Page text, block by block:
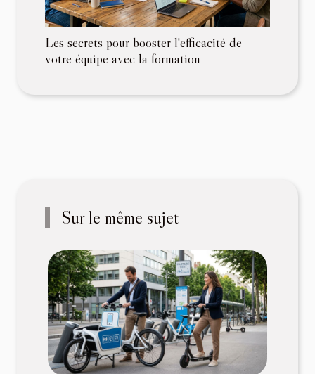
Les secrets pour booster l'efficacité de
votre équipe avec la formation
Sur le même sujet